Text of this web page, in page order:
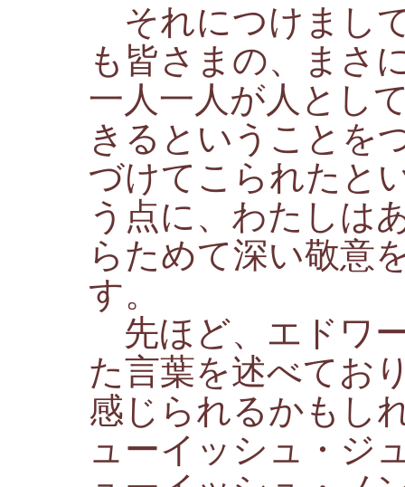
それにつけまし
も皆さまの、まさ
一人一人が人とし
きるということを
づけてこられたと
う点に、わたしは
らためて深い敬意
す。
先ほど、エドワ
た言葉を述べてお
感じられるかもし
ューイッシュ・ジ